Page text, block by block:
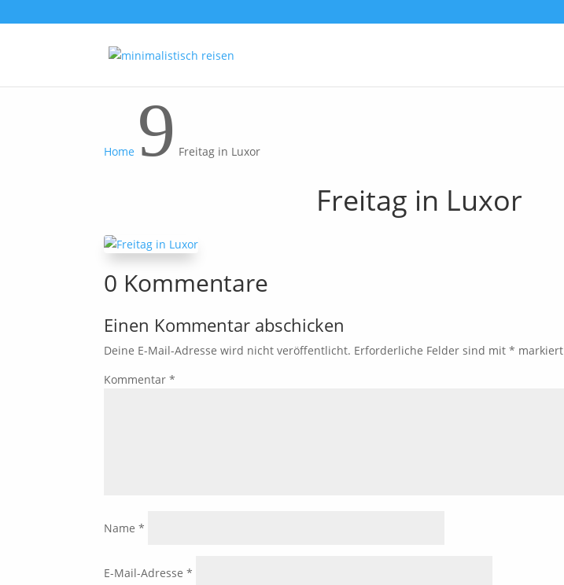
Home 9 Freitag in Luxor
Freitag in Luxor
0 Kommentare
Einen Kommentar abschicken
Deine E-Mail-Adresse wird nicht veröffentlicht. Erforderliche Felder sind mit * markiert
Kommentar *
Name *
E-Mail-Adresse *